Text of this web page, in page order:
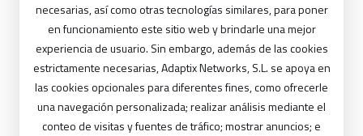
Copia de Seguridad cada 4 Horas en mismo Centro
de Datos
Copia de Seguridad diaria a Centro de Datos
alterno
Soporte Técnico
necesarias, así como otras tecnologías similares, para poner
en funcionamiento este sitio web y brindarle una mejor
experiencia de usuario. Sin embargo, además de las cookies
estrictamente necesarias, Adaptix Networks, S.L. se apoya en
las cookies opcionales para diferentes fines, como ofrecerle
una navegación personalizada; realizar análisis mediante el
conteo de visitas y fuentes de tráfico; mostrar anuncios; e